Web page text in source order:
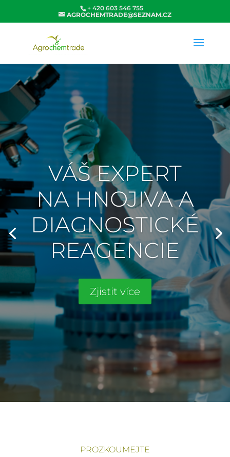
+ 420 603 546 755
AGROCHEMTRADE@SEZNAM.CZ
VÁŠ EXPERT
NA HNOJIVA A
DIAGNOSTICKÉ
REAGENCIE
Zjistit více
PROZKOUMEJTE